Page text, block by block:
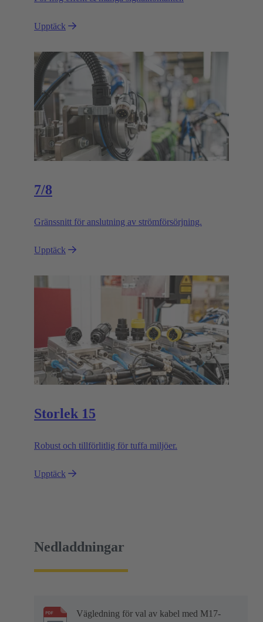
Upptäck
7/8
Gränssnitt för anslutning av strömförsörjning.
Upptäck
Storlek 15
Robust och tillförlitlig för tuffa miljöer.
Upptäck
Nedladdningar
Vägledning för val av kabel med M17-